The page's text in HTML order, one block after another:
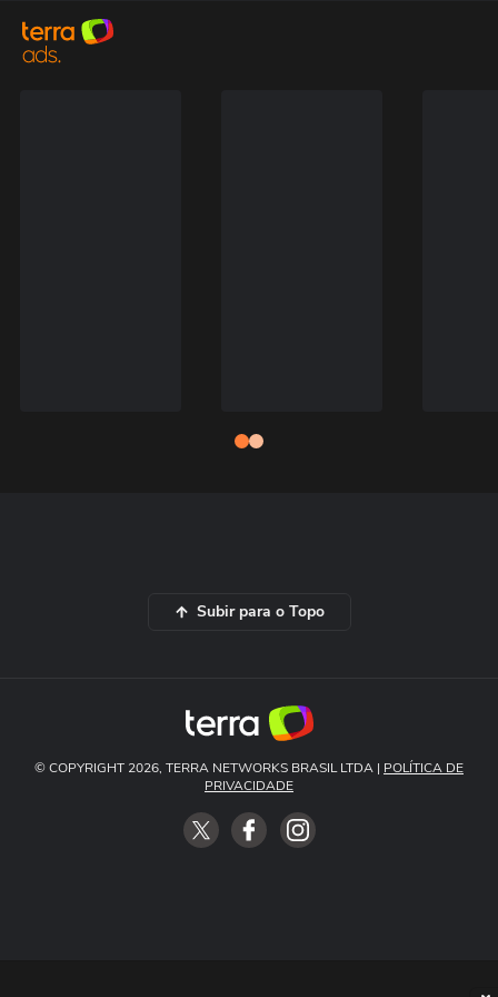
Subir para o Topo
© COPYRIGHT 2026, TERRA NETWORKS BRASIL LTDA | POLÍTICA DE
PRIVACIDADE